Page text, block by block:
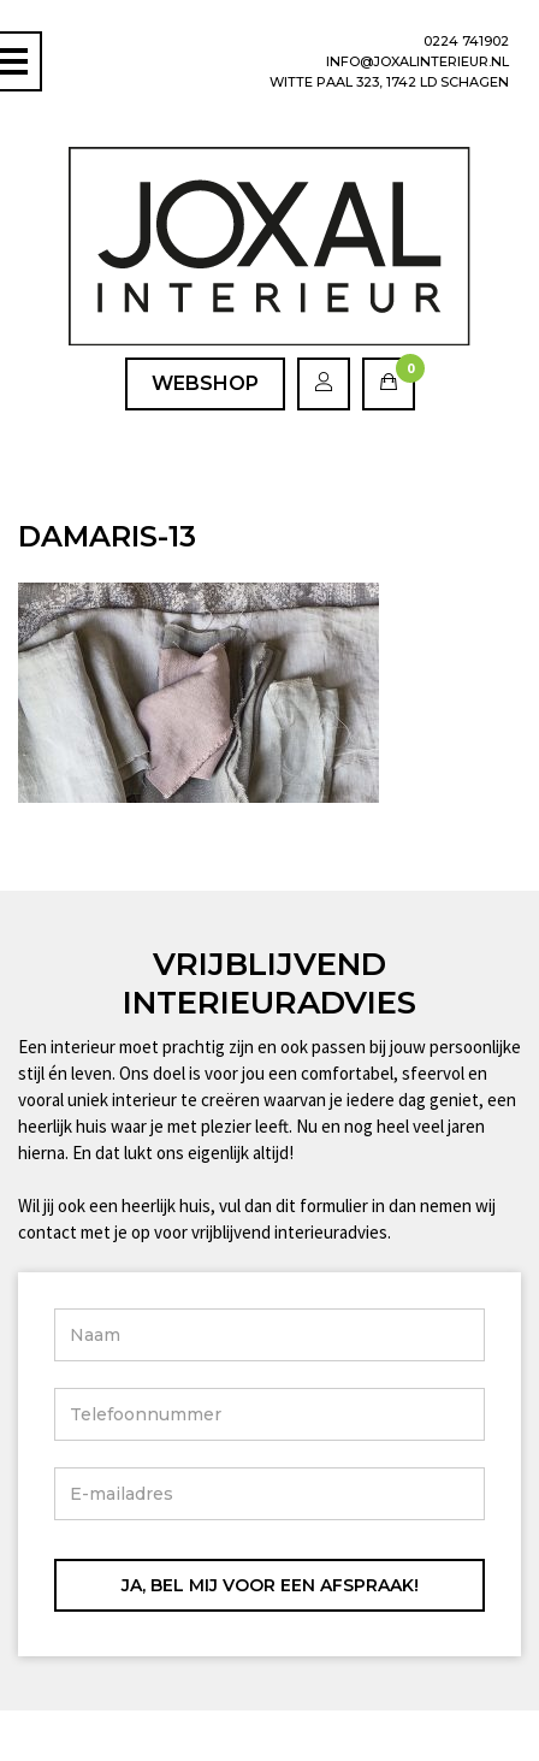
0224 741902
INFO@JOXALINTERIEUR.NL
WITTE PAAL 323, 1742 LD SCHAGEN
WEBSHOP
0
DAMARIS-13
VRIJBLIJVEND
INTERIEURADVIES
Een interieur moet prachtig zijn en ook passen bij jouw persoonlijke
stijl én leven. Ons doel is voor jou een comfortabel, sfeervol en
vooral uniek interieur te creëren waarvan je iedere dag geniet, een
heerlijk huis waar je met plezier leeft. Nu en nog heel veel jaren
hierna. En dat lukt ons eigenlijk altijd!
Wil jij ook een heerlijk huis, vul dan dit formulier in dan nemen wij
contact met je op voor vrijblijvend interieuradvies.